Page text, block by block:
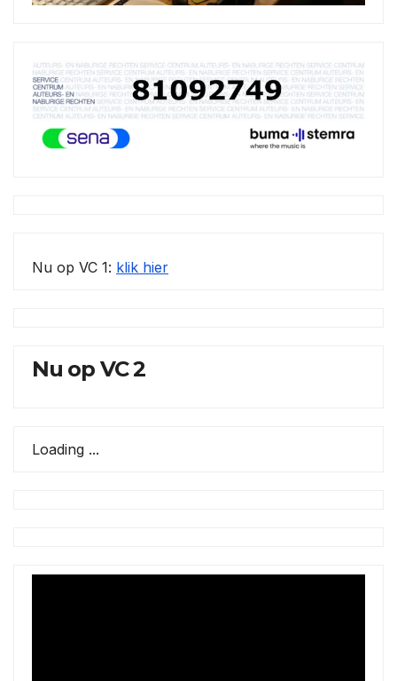
Nu op VC 1: klik hier
Nu op VC 2
Loading ...